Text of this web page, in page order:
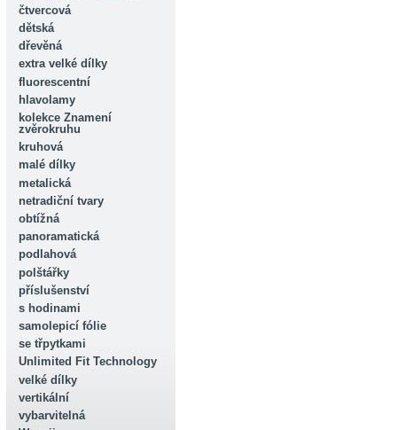
čtvercová
dětská
dřevěná
extra velké dílky
fluorescentní
hlavolamy
kolekce Znamení
zvěrokruhu
kruhová
malé dílky
metalická
netradiční tvary
obtížná
panoramatická
podlahová
polštářky
příslušenství
s hodinami
samolepicí fólie
se třpytkami
Unlimited Fit Technology
velké dílky
vertikální
vybarvitelná